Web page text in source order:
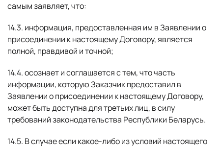
самым заявляет, что:
14.3. информация, предоставленная им в Заявлении о
присоединении к настоящему Договору, является
полной, правдивой и точной;
14.4. осознает и соглашается с тем, что часть
информации, которую Заказчик предоставил в
Заявлении о присоединении к настоящему Договору,
может быть доступна для третьих лиц, в силу
требований законодательства Республики Беларусь.
14.5. В случае если какое-либо из условий настоящего